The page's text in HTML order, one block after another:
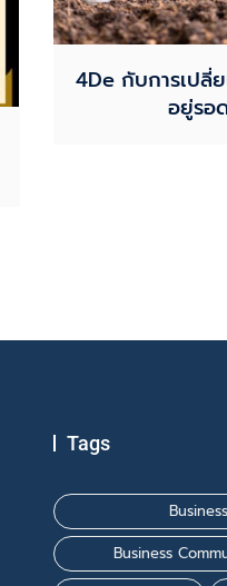
4De กับการเปลี่
อยู่รอ
Tags
Business
Business